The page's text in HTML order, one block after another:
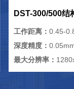
DST-300/500结
工作距离：0.45-
深度精度：
最大分辨率：